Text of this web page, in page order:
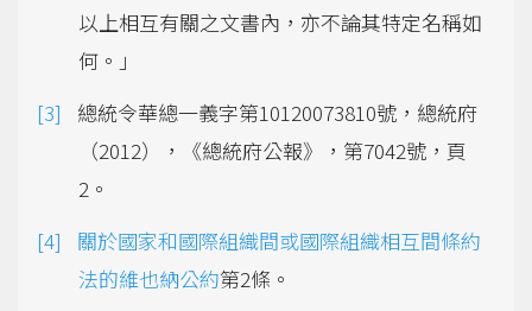
以上相互有關之文書內，亦不論其特定名稱如
何。」
總統令華總一義字第10120073810號，總統府
（2012），《總統府公報》，第7042號，頁
2。
關於國家和國際組織間或國際組織相互間條約
法的維也納公約第2條。